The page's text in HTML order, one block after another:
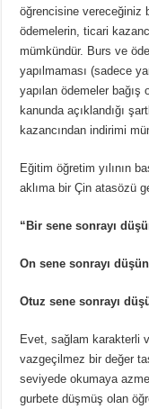
öğrencisine vereceğiniz
ödemelerin, ticari
mümkündür. Burs ve
yapılmaması (sadece
yapılan ödemeler
kanunda açıklandığı
kazancından indirimi
Eğitim öğretim yılının
aklıma bir Çin atasözü
“Bir sene sonrayı
On sene sonrayı
Otuz sene sonrayı
Evet, sağlam karakterli
vazgeçilmez bir değer
seviyede okumaya
gurbete düşmüş olan